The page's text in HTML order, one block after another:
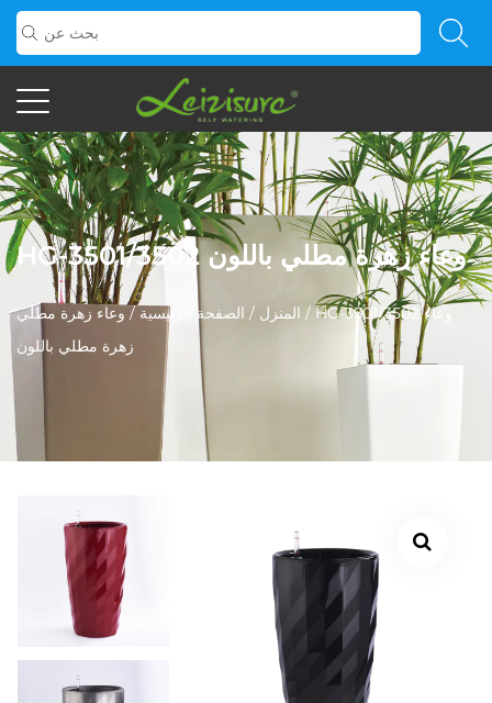
HG-3501/3502 وعاء زهرة مطلي باللون
المنزل / الصفحة الرئيسية/ وعاء زهرة مطلي /HG-3501/3502 وعاء
زهرة مطلي باللون